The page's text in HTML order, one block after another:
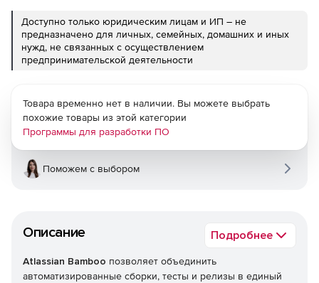
Доступно только юридическим лицам и ИП – не
предназначено для личных, семейных, домашних и иных
нужд, не связанных с осуществлением
предпринимательской деятельности
Описание Подробнее
Atlassian Bamboo позволяет объединить
автоматизированные сборки, тесты и релизы в единый
Товара временно нет в наличии. Вы можете выбрать
похожие товары из этой категории
Программы для разработки ПО
Поможем с выбором